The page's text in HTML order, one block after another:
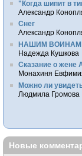
"Когда шипит в
Александр
Снег
Александр
НАШИМ ВОИНАМ
Надежда Кушкова
Сказание о жене
Монахиня
Можно ли
Людмила Громова
Новые